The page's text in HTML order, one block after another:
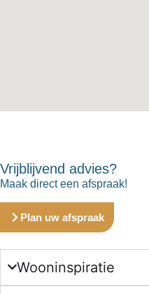
Vrijblijvend advies?
Maak direct een afspraak!
Plan uw afspraak
Wooninspiratie